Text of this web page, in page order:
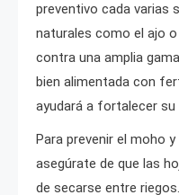
preventivo cada varias
naturales como el ajo
contra una amplia
bien alimentada con
ayudará a fortalecer
Para prevenir el moho
asegúrate de que las
de secarse entre